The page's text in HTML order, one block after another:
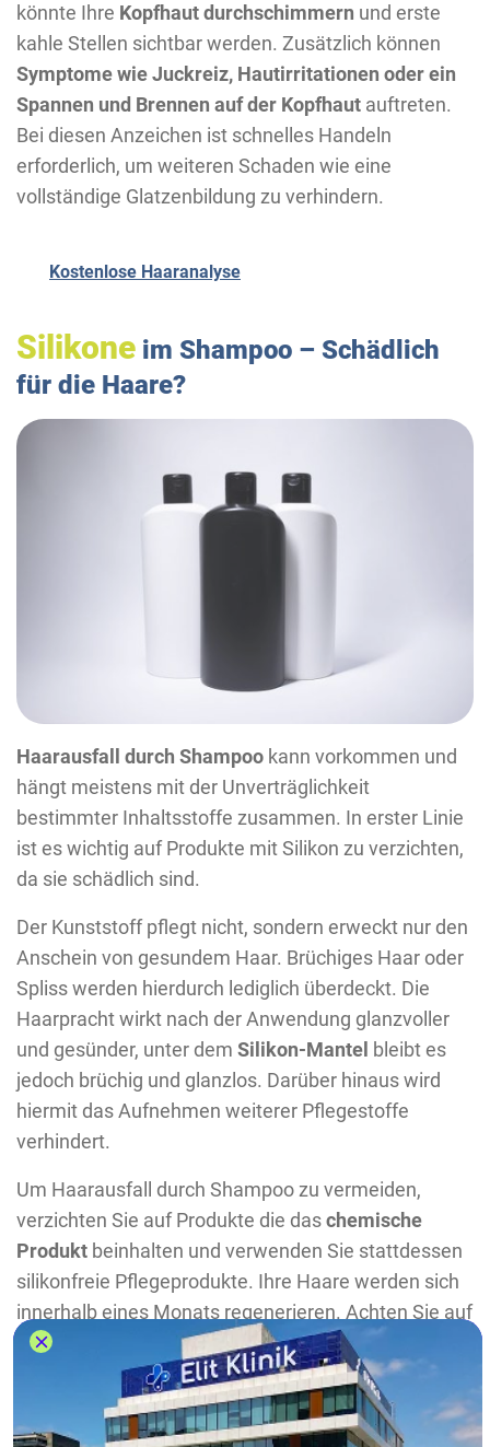
könnte Ihre Kopfhaut durchschimmern und erste
kahle Stellen sichtbar werden. Zusätzlich können
Symptome wie Juckreiz, Hautirritationen oder ein
Spannen und Brennen auf der Kopfhaut auftreten.
Bei diesen Anzeichen ist schnelles Handeln
erforderlich, um weiteren Schaden wie eine
vollständige Glatzenbildung zu verhindern.
Kostenlose Haaranalyse
Silikone im Shampoo – Schädlich
für die Haare?
Haarausfall durch Shampoo kann vorkommen und
hängt meistens mit der Unverträglichkeit
bestimmter Inhaltsstoffe zusammen. In erster Linie
ist es wichtig auf Produkte mit Silikon zu verzichten,
da sie schädlich sind.
Der Kunststoff pflegt nicht, sondern erweckt nur den
Anschein von gesundem Haar. Brüchiges Haar oder
Spliss werden hierdurch lediglich überdeckt. Die
Haarpracht wirkt nach der Anwendung glanzvoller
und gesünder, unter dem Silikon-Mantel bleibt es
jedoch brüchig und glanzlos. Darüber hinaus wird
hiermit das Aufnehmen weiterer Pflegestoffe
verhindert.
Um Haarausfall durch Shampoo zu vermeiden,
verzichten Sie auf Produkte die daschemische
Produkt beinhalten und verwenden Sie stattdessen
silikonfreie Pflegeprodukte. Ihre Haare werden sich
innerhalb eines Monats regenerieren. Achten Sie auf
die Inhaltsstoffe des Produkts. Um herauszufinden,
ob Kunststoffe enthalten ist, achten Sie auf folgende
Endungen: